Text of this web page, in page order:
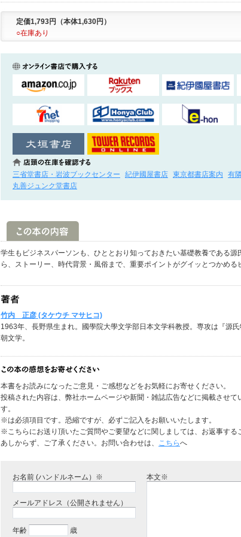
定価1,793円（本体1,630円）
○在庫あり
三省堂書店・岩波ブックセンター 紀伊國屋書店 東京都書店案内 有
丸善ジュンク堂書店
学生もビジネスパーソンも、ひととおり知っておきたい基礎教養である源
ら、ストーリー、時代背景・風俗まで、重要ポイントがグイッとつかめる
竹内 正彦 (タケウチ マサヒコ)
1963年、長野県生まれ。國學院大學文学部日本文学科教授。専攻は『源
朝文学。
本書をお読みになったご意見・ご感想などをお気軽にお寄せください。
投稿された内容は、弊社ホームページや新聞・雑誌広告などに掲載させて
す。
※は必須項目です。恐縮ですが、必ずご記入をお願いいたします。
※こちらにお送り頂いたご質問やご要望などに関しましては、お返事する
あしからず、ご了承ください。お問い合わせは、 こちらへ
お名前 (ハンドルネーム）※
メールアドレス（公開されません）
年齢 歳
本文※